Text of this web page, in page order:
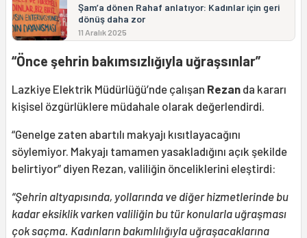
Şam’a dönen Rahaf anlatıyor: Kadınlar için geri
dönüş daha zor
11 Aralık 2025
“Önce şehrin bakımsızlığıyla uğraşsınlar”
Lazkiye Elektrik Müdürlüğü’nde çalışan Rezan da kararı
kişisel özgürlüklere müdahale olarak değerlendirdi.
“Genelge zaten abartılı makyajı kısıtlayacağını
söylemiyor. Makyajı tamamen yasakladığını açık şekilde
belirtiyor” diyen Rezan, valiliğin önceliklerini eleştirdi:
“Şehrin altyapısında, yollarında ve diğer hizmetlerinde bu
kadar eksiklik varken valiliğin bu tür konularla uğraşması
çok saçma. Kadınların bakımlılığıyla uğraşacaklarına